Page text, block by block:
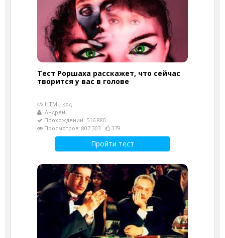
Тест Роршаха расскажет, что сейчас
творится у вас в голове
HTML-код
Андрей
Прохождений: 516 880
Просмотров: 807 303
379
Пройти тест